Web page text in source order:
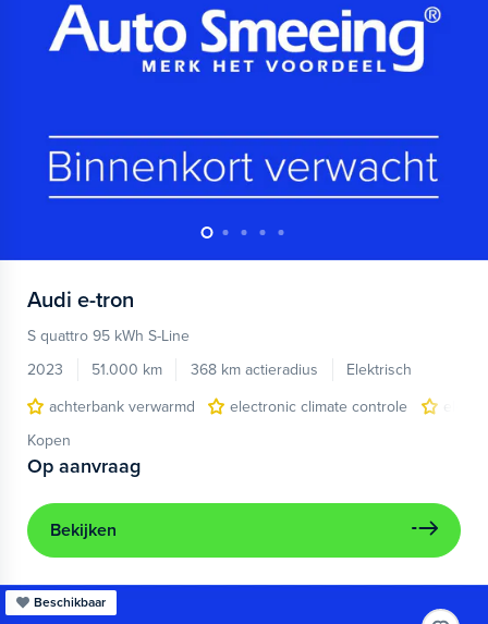
Audi e-tron
S quattro 95 kWh S-Line
2023
51.000 km 368 km actieradius
Elektrisch
achterbank verwarmd
electronic climate controle
Kopen
Op aanvraag
Bekijken
Beschikbaar